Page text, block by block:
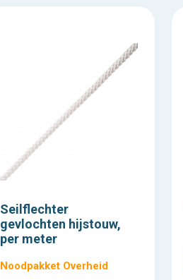
Seilflechter
gevlochten hijstouw,
per meter
Noodpakket Overheid